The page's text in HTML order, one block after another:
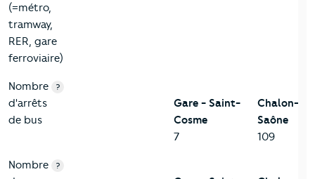
(=métro,
tramway,
RER, gare
ferroviaire)
Nombre
d'arrêts
de bus
?
Gare - Saint-
Cosme
7
Chalon-
Saône
109
Nombre
?